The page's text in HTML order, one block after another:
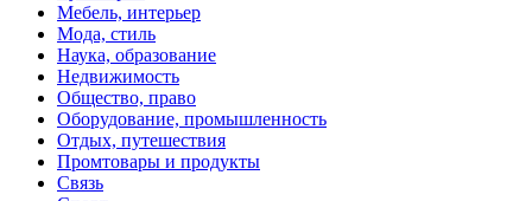
Мебель, интерьер
Мода, стиль
Наука, образование
Недвижимость
Общество, право
Оборудование, промышленность
Отдых, путешествия
Промтовары и продукты
Связь